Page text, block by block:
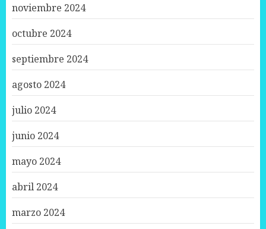
noviembre 2024
octubre 2024
septiembre 2024
agosto 2024
julio 2024
junio 2024
mayo 2024
abril 2024
marzo 2024